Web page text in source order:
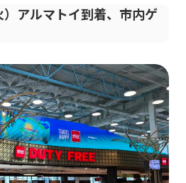
アルマトイ到着、市内ゲ